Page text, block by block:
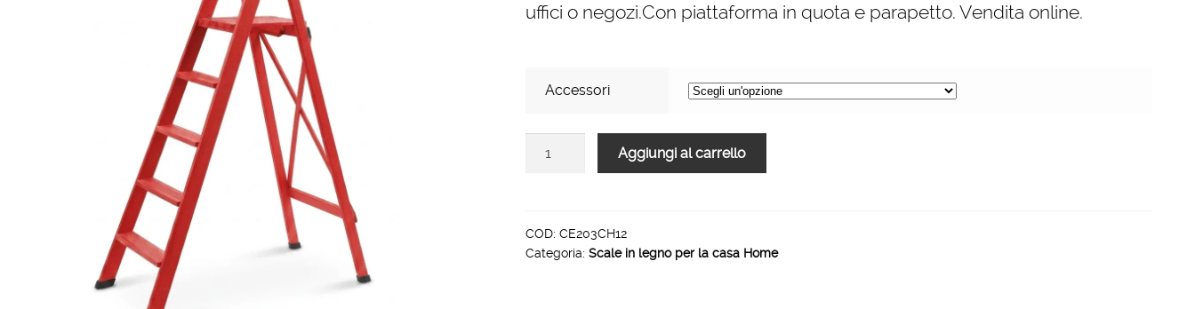
uffici o negozi.Con piattaforma in quota e parapetto. Vendita online.
Accessori
casa
HOME
Aggiungi al carrello
COD: CE203CH12
Categoria: Scale in legno per la casa Home